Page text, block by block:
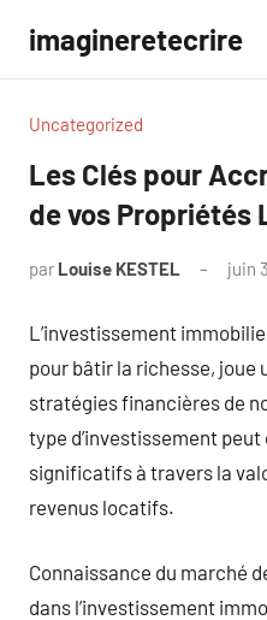
contenu
imagineretecrire
Uncategorized
Les Clés pour
de vos Propriétés
par Louise KESTEL juin
L’investissement
pour bâtir la richesse, joue
stratégies financières de
type d’investissement
significatifs à travers la
revenus locatifs.
Connaissance du marché
dans l’investissement